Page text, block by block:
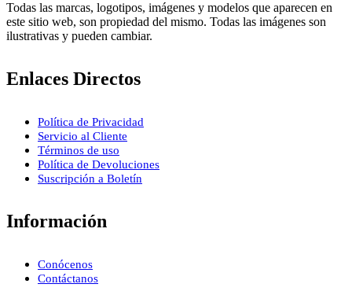
Todas las marcas, logotipos, imágenes y modelos que aparecen en
este sitio web, son propiedad del mismo. Todas las imágenes son
ilustrativas y pueden cambiar.
Enlaces Directos
Política de Privacidad
Servicio al Cliente
Términos de uso
Política de Devoluciones
Suscripción a Boletín
Información
Conócenos
Contáctanos